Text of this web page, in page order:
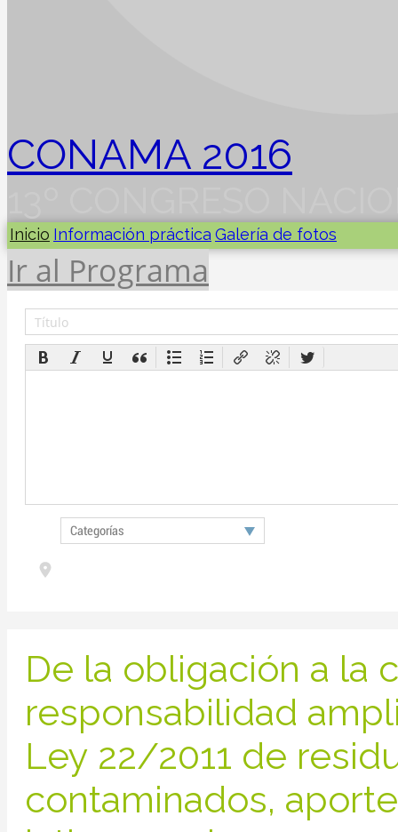
CONAMA 2016
Inicio Información práctica Galería de fotos
Ir al Programa
Categorías
De la obligación a la
responsabilidad
Ley 22/2011 de
contaminados,